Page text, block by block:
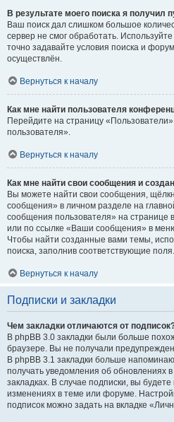
В результате моего поиска я получил
Ваш поиск дал слишком большое
сервер не смог обработать.
точно задавайте условия поиска и
осуществлён.
Вернуться к началу
Как мне найти пользователя
Перейдите на страницу
пользователя».
Вернуться к началу
Как мне найти свои сообщения и
Вы можете найти свои сообщения,
сообщения» в личном разделе на
сообщения пользователя» на
или по ссылке «Ваши сообщения» в
Чтобы найти созданные вами темы,
поиска, заполнив соответствующие поля.
Вернуться к началу
Подписки и закладки
Чем закладки отличаются от
В phpBB 3.0 закладки были больше
браузере. Вы не получали
В phpBB 3.1 закладки больше
получать уведомления об обновлениях
закладках. В случае подписки, вы
изменениях в теме или форуме.
подписок можно задать на вкладке